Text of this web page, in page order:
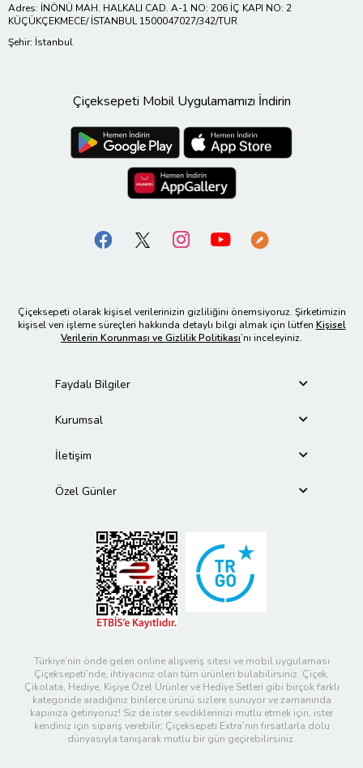
Adres: İNÖNÜ MAH. HALKALI CAD. A-1 NO: 206 İÇ KAPI NO: 2
KÜÇÜKÇEKMECE/ İSTANBUL 1500047027/342/TUR
Şehir: İstanbul
Çiçeksepeti Mobil Uygulamamızı İndirin
Çiçeksepeti olarak kişisel verilerinizin gizliliğini önemsiyoruz. Şirketimizin
kişisel veri işleme süreçleri hakkında detaylı bilgi almak için lütfen Kişisel
Verilerin Korunması ve Gizlilik Politikası’nı inceleyiniz.
Faydalı Bilgiler
Kurumsal
İletişim
Özel Günler
Türkiye’nin önde gelen online alışveriş sitesi ve mobil uygulaması
Çiçeksepeti’nde, ihtiyacınız olan tüm ürünleri bulabilirsiniz. Çiçek,
Çikolata, Hediye, Kişiye Özel Ürünler ve Hediye Setleri gibi birçok farklı
kategoride aradığınız binlerce ürünü sizlere sunuyor ve zamanında
kapınıza getiriyoruz! Siz de ister sevdiklerinizi mutlu etmek için, ister
kendiniz için sipariş verebilir; Çiçeksepeti Extra’nın fırsatlarla dolu
dünyasıyla tanışarak mutlu bir gün geçirebilirsiniz.